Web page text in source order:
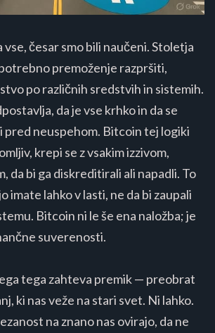
vse, česar smo bili naučeni. Stoletja
premoženje razpršiti,
po različnih sredstvih in sistemih.
da je vse krhko in da se
pred neuspehom. Bitcoin tej logiki
krepi se z vsakim izzivom,
da bi ga diskreditirali ali napadli. To
imate lahko v lasti, ne da bi zaupali
Bitcoin ni le še ena naložba; je
suverenosti.
tega zahteva premik — preobrat
ki nas veže na stari svet. Ni lahko.
na znano nas ovirajo, da ne